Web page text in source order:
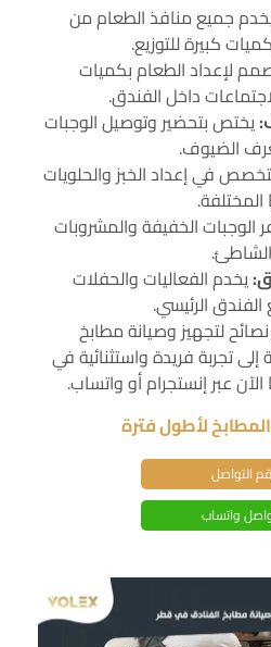
جميع منافذ الطعام من
كبيرة للتوزيع.
لإعداد الطعام بكميات
داخل الفندق.
يختص بتحضير وتوصيل الوجبات
الضيوف.
في إعداد الخبز والحلويات
الوجبات الخفيفة والمشروبات
يخدم الفعاليات والحفلات
الرئيسي.
لتجهيز وصيانة مطابخ
تجربة فريدة واستثنائية في
عبر إنستجرام أو واتساب.
لأطول فترة
التواصل
واتساب